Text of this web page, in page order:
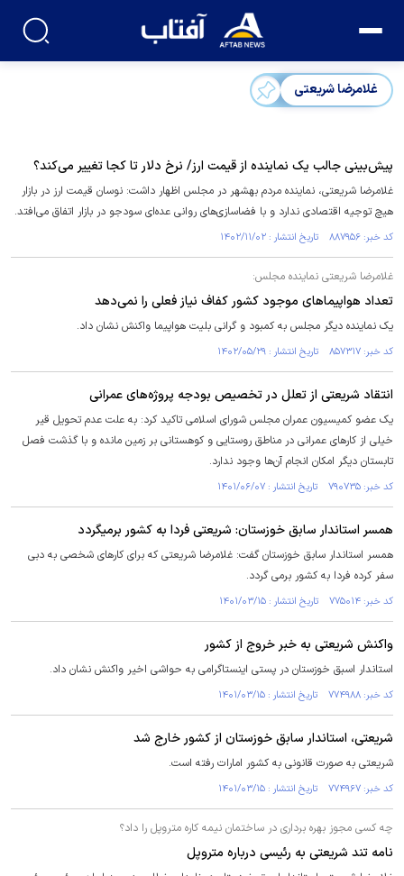
غلامرضا شریعتی
پیش‌بینی جالب یک نماینده از قیمت ارز/ نرخ دلار تا کجا تغییر می‌کند؟
غلامرضا شریعتی، نماینده مردم بهشهر در مجلس اظهار داشت: نوسان قیمت ارز در بازار
هیچ توجیه اقتصادی ندارد و با فضاسازی‌های روانی عده‌ای سودجو در بازار اتفاق می‌افتد.
کد خبر: ۸۸۷۹۵۶ تاریخ انتشار : ۱۴۰۲/۱۱/۰۲
غلامرضا شریعتی نماینده مجلس:
تعداد هواپیما‌های موجود کشور کفاف نیاز فعلی را نمی‌دهد
یک نماینده دیگر مجلس به کمبود و گرانی بلیت هواپیما واکنش نشان داد.
کد خبر: ۸۵۷۳۱۷ تاریخ انتشار : ۱۴۰۲/۰۵/۲۹
انتقاد شریعتی از تعلل در تخصیص بودجه پروژه‌های عمرانی
یک عضو کمیسیون عمران مجلس شورای اسلامی تاکید کرد: به علت عدم تحویل قیر
خیلی از کار‌های عمرانی در مناطق روستایی و کوهستانی بر زمین مانده و با گذشت فصل
تابستان دیگر امکان انجام آن‌ها وجود ندارد.
کد خبر: ۷۹۰۷۳۵ تاریخ انتشار : ۱۴۰۱/۰۶/۰۷
همسر استاندار سابق خوزستان: شریعتی فردا به کشور برمیگردد
همسر استاندار سابق خوزستان گفت: غلامرضا شریعتی که برای کار‌های شخصی به دبی
سفر کرده فردا به کشور برمی گردد.
کد خبر: ۷۷۵۰۱۴ تاریخ انتشار : ۱۴۰۱/۰۳/۱۵
واکنش شریعتی به خبر خروج از کشور
استاندار اسبق خوزستان در پستی اینستاگرامی به حواشی اخیر واکنش نشان داد.
کد خبر: ۷۷۴۹۸۸ تاریخ انتشار : ۱۴۰۱/۰۳/۱۵
شریعتی، استاندار سابق خوزستان از کشور خارج شد
شریعتی به صورت قانونی به کشور امارات رفته است.
کد خبر: ۷۷۴۹۶۷ تاریخ انتشار : ۱۴۰۱/۰۳/۱۵
چه کسی مجوز بهره برداری در ساختمان نیمه کاره متروپل را داد؟
نامه تند شریعتی به رئیسی درباره متروپل